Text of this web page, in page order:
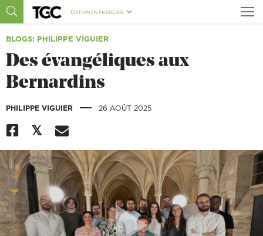
EDITION EN FRANÇAIS
BLOGS: PHILIPPE VIGUIER
Des évangéliques aux
Bernardins
PHILIPPE VIGUIER | 26 AOÛT 2025